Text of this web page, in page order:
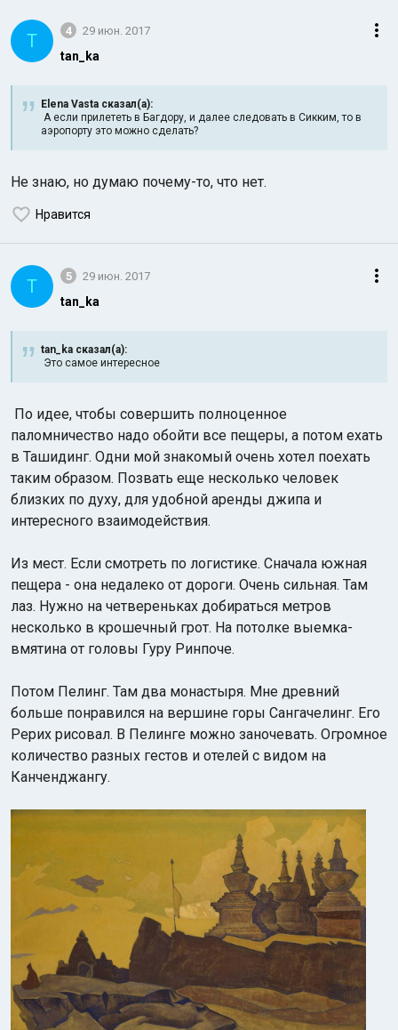
T 4 29 июн. 2017
tan_ka
Elena Vasta сказал(а):
А если прилететь в Багдору, и далее следовать в Сикким, то в
аэропорту это можно сделать?
Не знаю, но думаю почему-то, что нет.
Нравится
T 5 29 июн. 2017
tan_ka
tan_ka сказал(а):
Это самое интересное
По идее, чтобы совершить полноценное
паломничество надо обойти все пещеры, а потом ехать
в Ташидинг. Одни мой знакомый очень хотел поехать
таким образом. Позвать еще несколько человек
близких по духу, для удобной аренды джипа и
интересного взаимодействия.
Из мест. Если смотреть по логистике. Сначала южная
пещера - она недалеко от дороги. Очень сильная. Там
лаз. Нужно на четвереньках добираться метров
несколько в крошечный грот. На потолке выемка-
вмятина от головы Гуру Ринпоче.
Потом Пелинг. Там два монастыря. Мне древний
больше понравился на вершине горы Сангачелинг. Его
Рерих рисовал. В Пелинге можно заночевать. Огромное
количество разных гестов и отелей с видом на
Канченджангу.